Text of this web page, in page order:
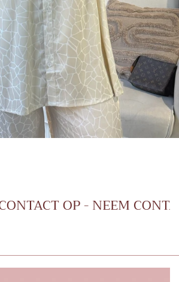
NEEM CONTACT OP -